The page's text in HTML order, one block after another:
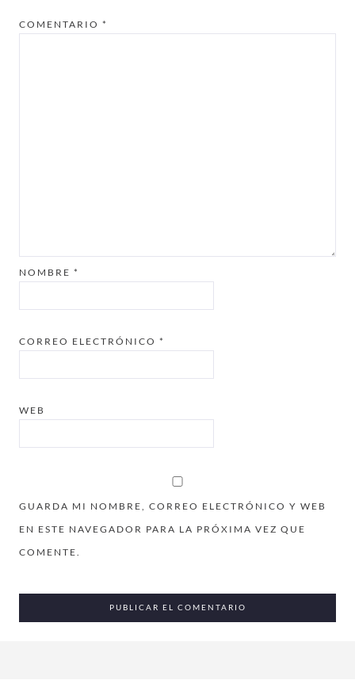
COMENTARIO *
NOMBRE *
CORREO ELECTRÓNICO *
WEB
GUARDA MI NOMBRE, CORREO ELECTRÓNICO Y WEB
EN ESTE NAVEGADOR PARA LA PRÓXIMA VEZ QUE
COMENTE.